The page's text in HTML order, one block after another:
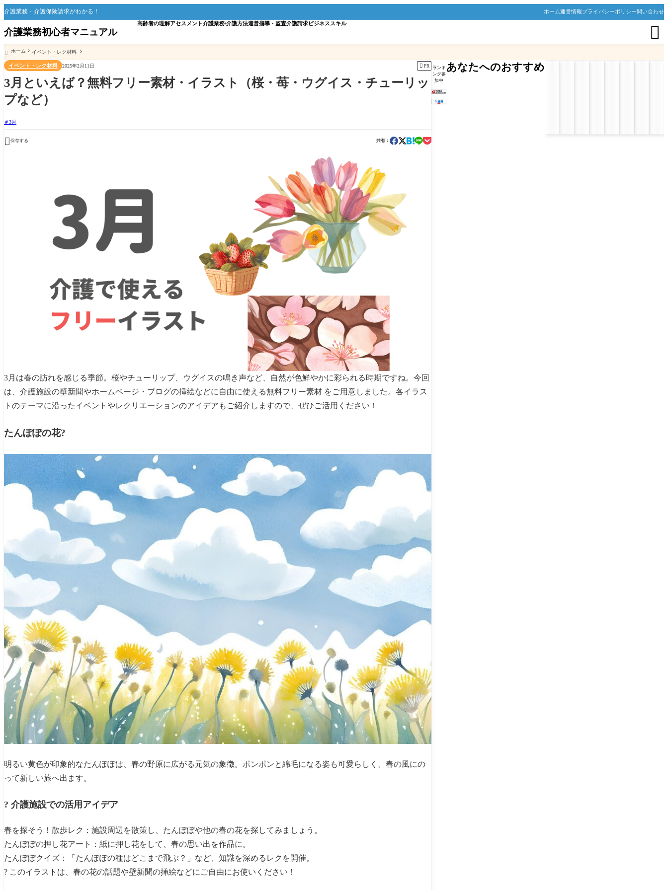
介護業務・介護保険請求がわかる！ ホーム運営情報プライバシーポリシー問い合わせ
介護業務初心者マニュアル
高齢者の理解アセスメント介護業務/介護方法運営指導・監査介護請求 ビジネススキル 
 ホーム イベント・レク材料
イベント・レク材料 2025年2月11日  PR
3月といえば？無料フリー素材・イラスト（桜・苺・ウグイス・チューリッ
プなど）
3月
 保存する 共有：
3月は春の訪れを感じる季節。桜やチューリップ、ウグイスの鳴き声など、自然が色鮮やかに彩られる時期ですね。今回
は、介護施設の壁新聞やホームページ・ブログの挿絵などに自由に使える無料フリー素材 をご用意しました。各イラス
トのテーマに沿ったイベントやレクリエーションのアイデアもご紹介しますので、ぜひご活用ください！
たんぽぽの花?
明るい黄色が印象的なたんぽぽは、春の野原に広がる元気の象徴。ポンポンと綿毛になる姿も可愛らしく、春の風にの
って新しい旅へ出ます。
? 介護施設での活用アイデア
春を探そう！散歩レク：施設周辺を散策し、たんぽぽや他の春の花を探してみましょう。
たんぽぽの押し花アート：紙に押し花をして、春の思い出を作品に。
たんぽぽクイズ：「たんぽぽの種はどこまで飛ぶ？」など、知識を深めるレクを開催。
? このイラストは、春の花の話題や壁新聞の挿絵などにご自由にお使いください！
ランキ
ング参
加中
あなたへのおすすめ